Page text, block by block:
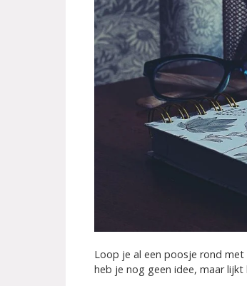
Loop je al een poosje rond
heb je nog geen idee, maar